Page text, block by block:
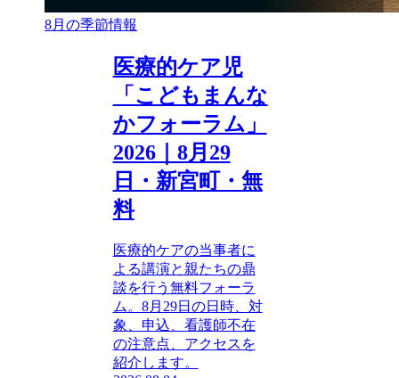
8月の季節情報
医療的ケア児
「こどもまんな
かフォーラム」
2026｜8月29
日・新宮町・無
料
医療的ケアの当事者に
よる講演と親たちの鼎
談を行う無料フォーラ
ム。8月29日の日時、対
象、申込、看護師不在
の注意点、アクセスを
紹介します。